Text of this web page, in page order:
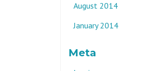
August 2014
January 2014
Meta